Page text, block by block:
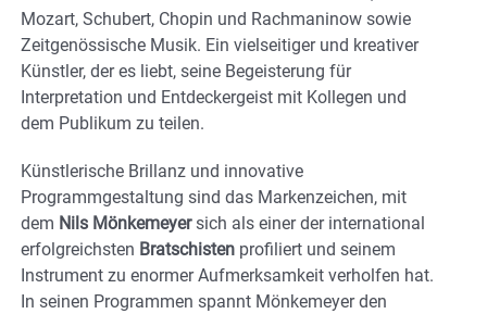
Mozart, Schubert, Chopin und Rachmaninow sowie
Zeitgenössische Musik. Ein vielseitiger und kreativer
Künstler, der es liebt, seine Begeisterung für
Interpretation und Entdeckergeist mit Kollegen und
dem Publikum zu teilen.
Künstlerische Brillanz und innovative
Programmgestaltung sind das Markenzeichen, mit
dem Nils Mönkemeyersich als einer der international
erfolgreichsten Bratschisten profiliert und seinem
Instrument zu enormer Aufmerksamkeit verholfen hat.
In seinen Programmen spannt Mönkemeyer den